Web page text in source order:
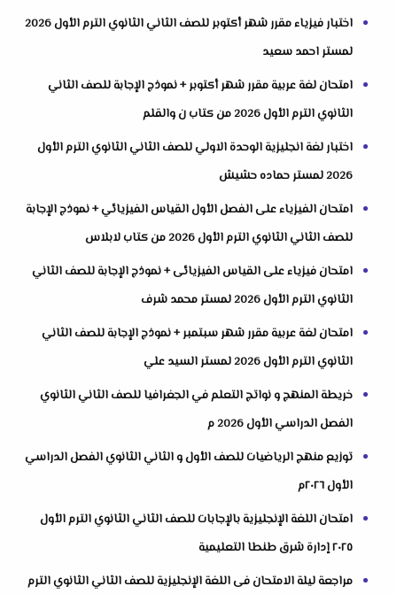
اختبار فيزياء مقرر شهر أكتوبر للصف الثاني الثانوي الترم الأول 2026
لمستر احمد سعيد
امتحان لغة عربية مقرر شهر أكتوبر + نموذج الإجابة للصف الثاني
الثانوي الترم الأول 2026 من كتاب ن والقلم
اختبار لغة انجليزية الوحدة الاولي للصف الثاني الثانوي الترم الأول
2026 لمستر حماده حشيش
امتحان الفيزياء على الفصل الأول القياس الفيزيائي + نموذج الإجابة
للصف الثاني الثانوي الترم الأول 2026 من كتاب لابلاس
امتحان فيزياء على القياس الفيزيائى + نموذج الإجابة للصف الثاني
الثانوي الترم الأول 2026 لمستر محمد شرف
امتحان لغة عربية مقرر شهر سبتمبر + نموذج الإجابة للصف الثاني
الثانوي الترم الأول 2026 لمستر السيد علي
خريطة المنهج و نواتج التعلم في الجغرافيا للصف الثاني الثانوي
الفصل الدراسي الأول 2026 م
توزيع منهج الرياضيات للصف الأول و الثاني الثانوي الفصل الدراسي
الأول ٢٠٢٦م
امتحان اللغة الإنجليزية بالإجابات للصف الثاني الثانوي الترم الأول
٢٠٢٥ إدارة شرق طنطا التعليمية
مراجعة ليلة الامتحان فى اللغة الإنجليزية للصف الثاني الثانوي الترم